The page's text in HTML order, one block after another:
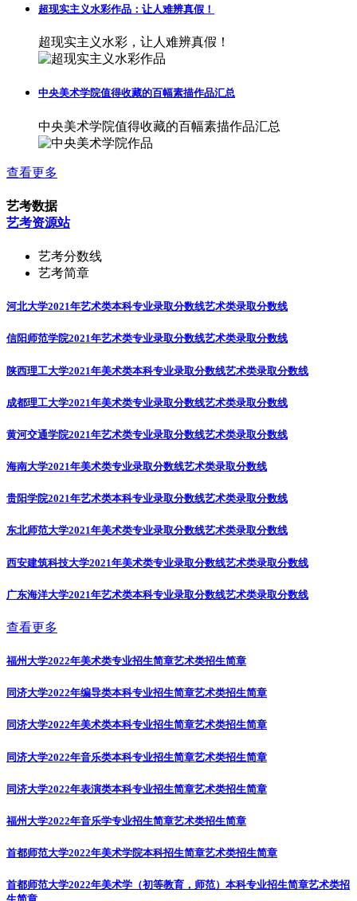
超现实主义水彩作品：让人难辨真假！
超现实主义水彩，让人难辨真假！
中央美术学院值得收藏的百幅素描作品汇总
中央美术学院值得收藏的百幅素描作品汇总
查看更多
艺考数据
艺考资源站
艺考分数线
艺考简章
河北大学2021年艺术类本科专业录取分数线艺术类录取分数线
信阳师范学院2021年艺术类专业录取分数线艺术类录取分数线
陕西理工大学2021年美术类本科专业录取分数线艺术类录取分数线
成都理工大学2021年美术类专业录取分数线艺术类录取分数线
黄河交通学院2021年艺术类专业录取分数线艺术类录取分数线
海南大学2021年美术类专业录取分数线艺术类录取分数线
贵阳学院2021年艺术类本科专业录取分数线艺术类录取分数线
东北师范大学2021年美术类专业录取分数线艺术类录取分数线
西安建筑科技大学2021年美术类专业录取分数线艺术类录取分数线
广东海洋大学2021年艺术类本科专业录取分数线艺术类录取分数线
查看更多
福州大学2022年美术类专业招生简章艺术类招生简章
同济大学2022年编导类本科专业招生简章艺术类招生简章
同济大学2022年美术类本科专业招生简章艺术类招生简章
同济大学2022年音乐类本科专业招生简章艺术类招生简章
同济大学2022年表演类本科专业招生简章艺术类招生简章
福州大学2022年音乐学专业招生简章艺术类招生简章
首都师范大学2022年美术学院本科招生简章艺术类招生简章
首都师范大学2022年美术学（初等教育，师范）本科专业招生简章艺术类招